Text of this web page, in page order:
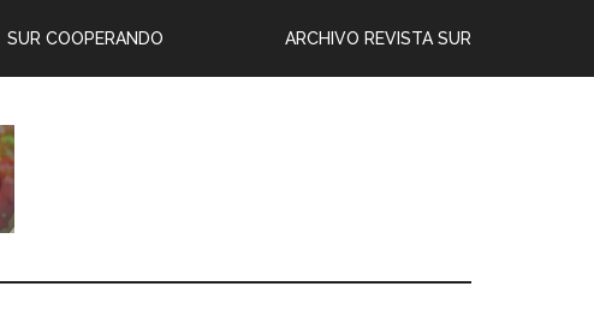
ARCHIVO REVISTA SUR
SUR COOPERANDO